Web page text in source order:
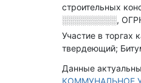
строительных
░░░░░░░░░,
Участие в торгах
твердеющий;
Данные
КОММУНАЛЬНОЕ